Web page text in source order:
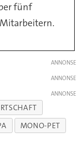
fünf
MONO-PET